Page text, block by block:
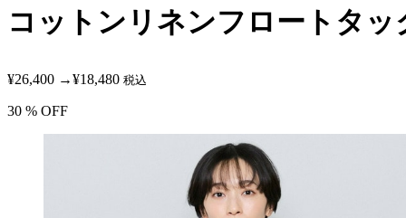
コットンリネンフロートタ
¥26,400 →¥18,480 税込
30 % OFF